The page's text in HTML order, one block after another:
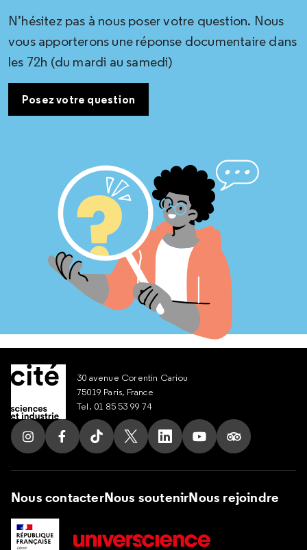
N’hésitez pas à nous poser votre question. Nous
vous apporterons une réponse documentaire dans
les 72h (du mardi au samedi)
Posez votre question
30 avenue Corentin Cariou
75019 Paris, France
Tel. 01 85 53 99 74
Suivez nous sur Instagram
Suivez nous sur Facebook
Suivez nous sur Tik Tok
Suivez nous sur X
Suivez nous sur LinkedIn
Suivez nous sur
Suivez nous
Nous contacterNous soutenirNous rejoindre